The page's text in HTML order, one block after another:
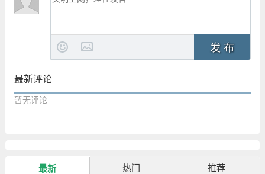
发 布
最新评论
暂无评论
最新 热门 推荐